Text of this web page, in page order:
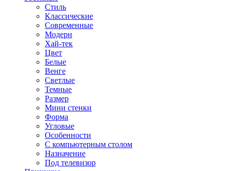
Стиль
Классические
Современные
Модерн
Хай-тек
Цвет
Белые
Венге
Светлые
Темные
Размер
Мини стенки
Форма
Угловые
Особенности
С компьютерным столом
Назначение
Под телевизор